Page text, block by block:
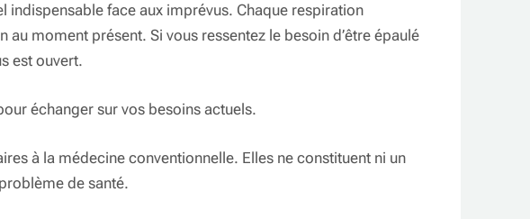
face aux imprévus. Chaque respiration
moment présent. Si vous ressentez le besoin d’être épaulé
est ouvert.
échanger sur vos besoins actuels.
à la médecine conventionnelle. Elles ne constituent ni un
de santé.